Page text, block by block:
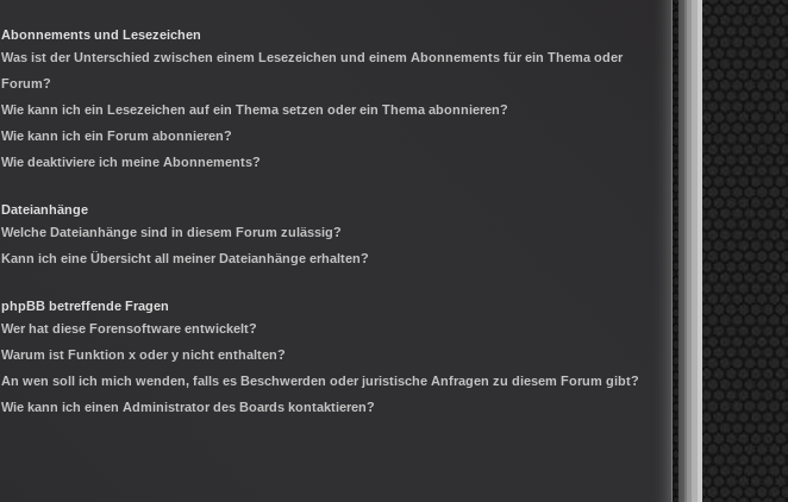
Abonnements und Lesezeichen
Was ist der Unterschied zwischen einem Lesezeichen und einem Abonnements für ein Thema oder
Forum?
Wie kann ich ein Lesezeichen auf ein Thema setzen oder ein Thema abonnieren?
Wie kann ich ein Forum abonnieren?
Wie deaktiviere ich meine Abonnements?
Dateianhänge
Welche Dateianhänge sind in diesem Forum zulässig?
Kann ich eine Übersicht all meiner Dateianhänge erhalten?
phpBB betreffende Fragen
Wer hat diese Forensoftware entwickelt?
Warum ist Funktion x oder y nicht enthalten?
An wen soll ich mich wenden, falls es Beschwerden oder juristische Anfragen zu diesem Forum gibt?
Wie kann ich einen Administrator des Boards kontaktieren?